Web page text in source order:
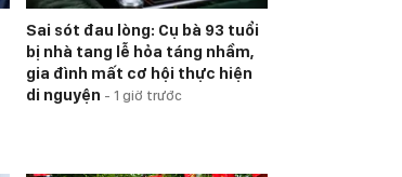
Sai sót đau lòng: Cụ bà 93 tuổi
bị nhà tang lễ hỏa táng nhầm,
gia đình mất cơ hội thực hiện
di nguyện - 1 giờ trước